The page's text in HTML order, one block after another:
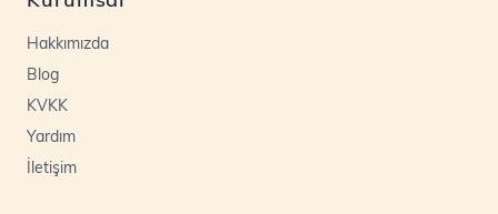
Hakkımızda
Blog
KVKK
Yardım
İletişim